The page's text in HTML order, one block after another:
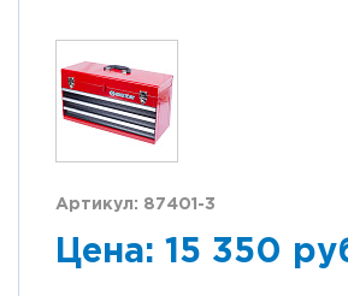
Артикул: 87401-3
Цена: 15 350